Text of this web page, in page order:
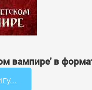
вампире' в